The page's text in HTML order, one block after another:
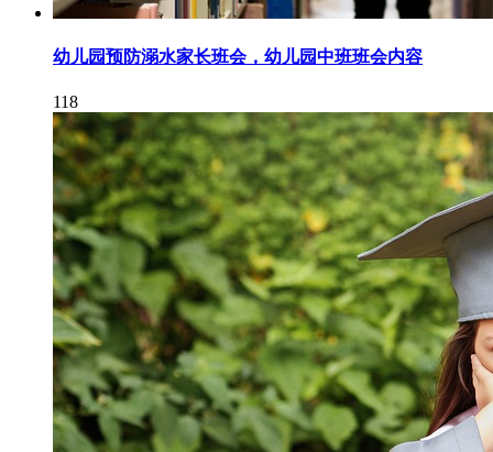
幼儿园预防溺水家长班会，幼儿园中班班会内容
118